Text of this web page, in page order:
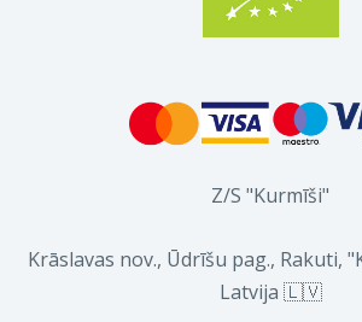
Z/S "Kurmīši"
Krāslavas nov., Ūdrīšu pag., Rakuti,
Latvija 🇱🇻